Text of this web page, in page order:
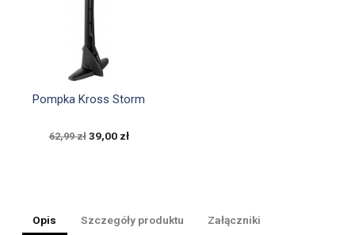
Szybki podgląd
Pompka Kross Storm
62,99 zł 39,00 zł
Opis Szczegóły produktu
Załączniki